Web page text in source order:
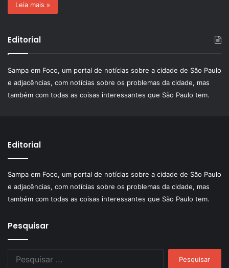
Leia mais »
Editorial
Sampa em Foco, um portal de notícias sobre a cidade de São Paulo
e adjacências, com notícias sobre os problemas da cidade, mas
também com todas as coisas interessantes que São Paulo tem.
Editorial
Sampa em Foco, um portal de notícias sobre a cidade de São Paulo
e adjacências, com notícias sobre os problemas da cidade, mas
também com todas as coisas interessantes que São Paulo tem.
Pesquisar